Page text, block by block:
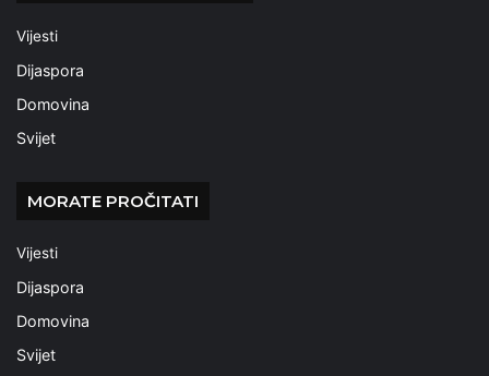
Vijesti
Dijaspora
Domovina
Svijet
MORATE PROČITATI
Vijesti
Dijaspora
Domovina
Svijet